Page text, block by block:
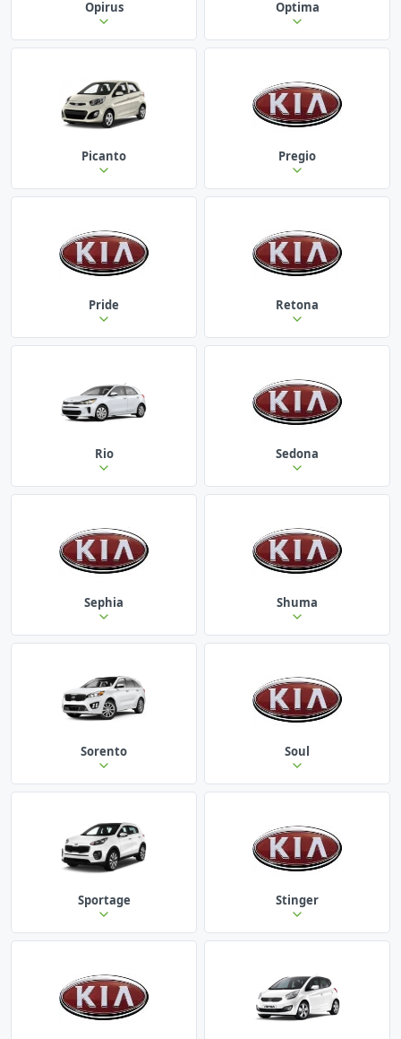
Opirus Optima
Picanto Pregio
Pride Retona
Rio Sedona
Sephia Shuma
Sorento Soul
Sportage Stinger